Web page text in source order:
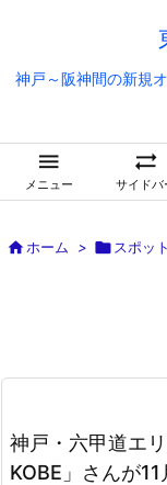
神戸～阪神間の新規

メニュー

サイドバ
ホーム >  スポッ
神戸・六甲道エ
KOBE」さんが